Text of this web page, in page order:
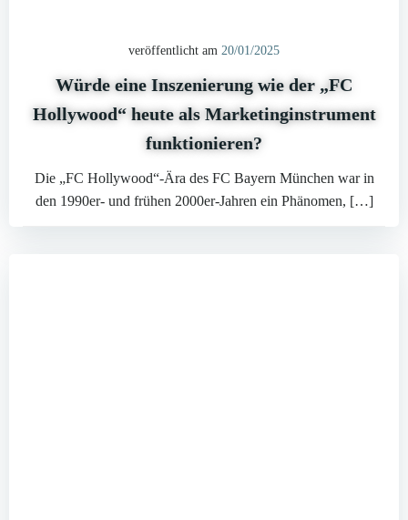
veröffentlicht am 20/01/2025
Würde eine Inszenierung wie der „FC
Hollywood“ heute als Marketinginstrument
funktionieren?
Die „FC Hollywood“-Ära des FC Bayern München war in
den 1990er- und frühen 2000er-Jahren ein Phänomen, […]